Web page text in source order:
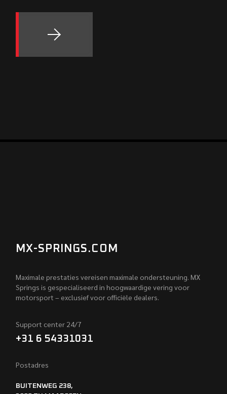
MX-SPRINGS.COM
Maximale prestaties vereisen maximale ondersteuning. MX
Springs is gespecialiseerd in hoogwaardige vering voor
motorsport – exclusief voor officiële dealers.
Support center 24/7
+31 6 54331031
Postadres
BUITENWEG 238,